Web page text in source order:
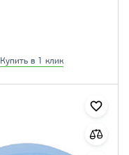
Купить в 1 клик